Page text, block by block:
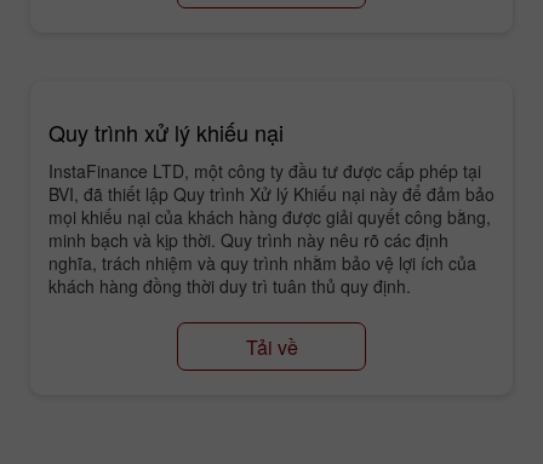
Quy trình xử lý khiếu nại
InstaFinance LTD, một công ty đầu tư được cấp phép tại
BVI, đã thiết lập Quy trình Xử lý Khiếu nại này để đảm bảo
mọi khiếu nại của khách hàng được giải quyết công bằng,
minh bạch và kịp thời. Quy trình này nêu rõ các định
nghĩa, trách nhiệm và quy trình nhằm bảo vệ lợi ích của
khách hàng đồng thời duy trì tuân thủ quy định.
Tải về